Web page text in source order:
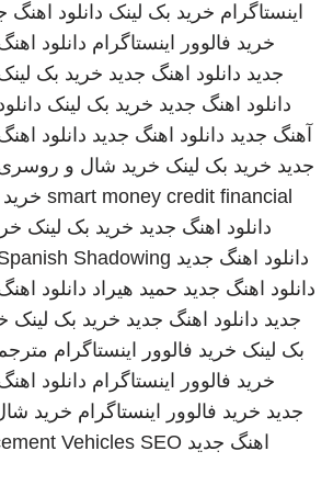
اینستاگرام خرید بک لینک دانلود اهنگ
خرید فالوور اینستاگرام دانلود
جدید دانلود اهنگ جدید خرید بک
دانلود اهنگ جدید خرید بک لینک
آهنگ جدید دانلود اهنگ جدید دانلود
جدید خرید بک لینک خرید شال و
smart money credit financial خرید
دانلود اهنگ جدید خرید بک لینک
دانلود اهنگ جدید Shadowing
دانلود اهنگ جدید حمید هیراد دانلود
جدید دانلود اهنگ جدید خرید بک لینک
بک لینک خرید فالوور اینستاگرام
خرید فالوور اینستاگرام دانلود
جدید خرید فالوور اینستاگرام خرید
اهنگ جدید
Vehicles SEO